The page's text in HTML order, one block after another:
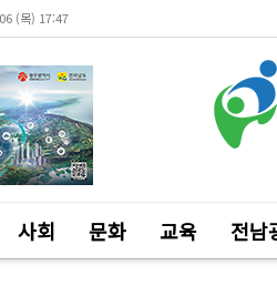
(목) 17:47
사회 문화 교육 전남